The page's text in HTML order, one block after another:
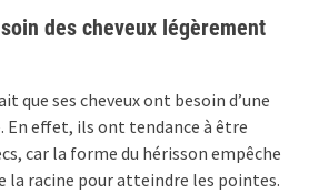
des cheveux légèrement
que ses cheveux ont besoin d’une
effet, ils ont tendance à être
car la forme du hérisson empêche
la racine pour atteindre les pointes.